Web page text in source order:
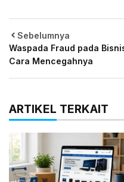
Sebelumnya
Waspada Fraud pada
Cara Mencegahnya
ARTIKEL TERKAIT